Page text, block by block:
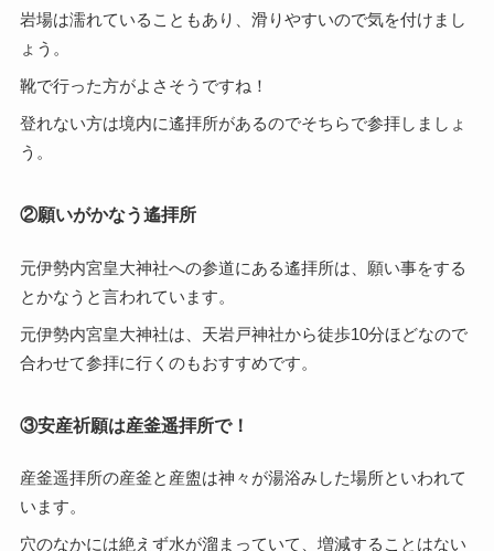
岩場は濡れていることもあり、滑りやすいので気を付けまし
ょう。
靴で行った方がよさそうですね！
登れない方は境内に遙拝所があるのでそちらで参拝しましょ
う。
②願いがかなう遙拝所
元伊勢内宮皇大神社への参道にある遙拝所は、願い事をする
とかなうと言われています。
元伊勢内宮皇大神社は、天岩戸神社から徒歩10分ほどなので
合わせて参拝に行くのもおすすめです。
③安産祈願は産釜遥拝所で！
産釜遥拝所の産釜と産盥は神々が湯浴みした場所といわれて
います。
穴のなかには絶えず水が溜まっていて、増減することはない